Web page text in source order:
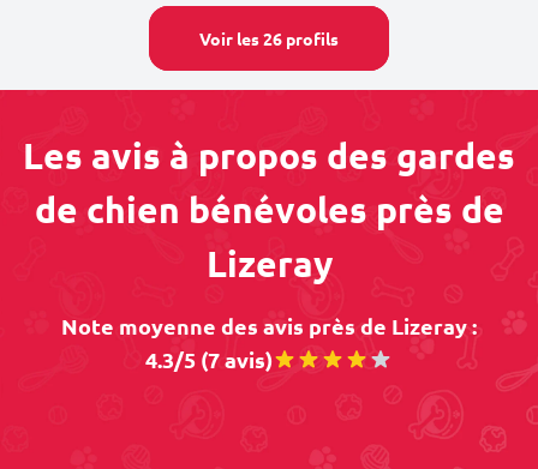
Voir les 26 profils
Les avis à propos des gardes
de chien bénévoles près de
Lizeray
Note moyenne des avis près de Lizeray :
4.3/5 (7 avis)